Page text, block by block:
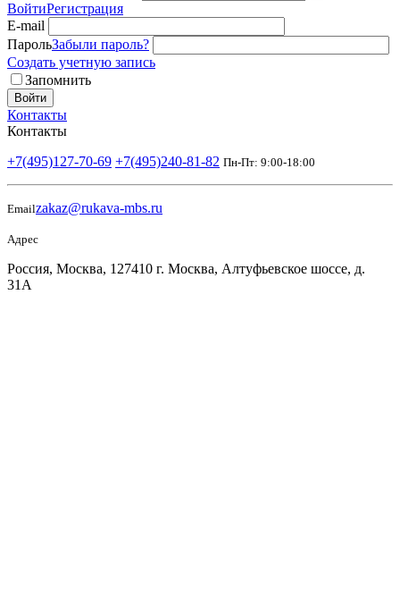
ВойтиРегистрация
E-mail
ПарольЗабыли пароль?
Создать учетную запись
Запомнить
Войти
Контакты
Контакты
+7(495)127-70-69 +7(495)240-81-82 Пн-Пт: 9:00-18:00
Emailzakaz@rukava-mbs.ru
Адрес
Россия, Москва, 127410 г. Москва, Алтуфьевское шоссе, д.
31А